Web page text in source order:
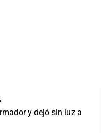
y dejó sin luz a